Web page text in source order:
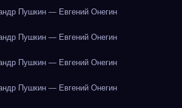
Пушкин — Евгений Онегин
Пушкин — Евгений Онегин
Пушкин — Евгений Онегин
Пушкин — Евгений Онегин